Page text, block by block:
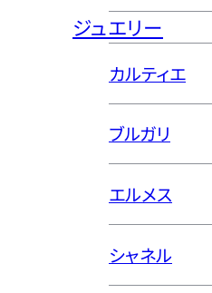
ジュエリー
カルティエ
ブルガリ
エルメス
シャネル